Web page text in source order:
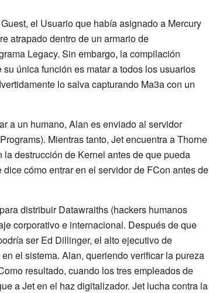
el Usuario que había asignado a Mercury
atrapado dentro de un armario de
Legacy. Sin embargo, la compilación
única función es matar a todos los usuarios
lo salva capturando Ma3a con un
a un humano, Alan es enviado al servidor
Mientras tanto, Jet encuentra a Thorne
destrucción de Kernel antes de que pueda
cómo entrar en el servidor de FCon antes de
distribuir Datawraiths (hackers humanos
corporativo e internacional. Después de que
ser Ed Dillinger, el alto ejecutivo de
el sistema. Alan, queriendo verificar la pureza
resultado, cuando los tres empleados de
a Jet en el haz digitalizador. Jet lucha contra la